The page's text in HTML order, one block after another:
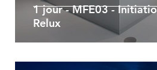
1 jour - MFE03 -
Relux